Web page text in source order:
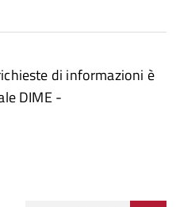
di informazioni è
DIME -